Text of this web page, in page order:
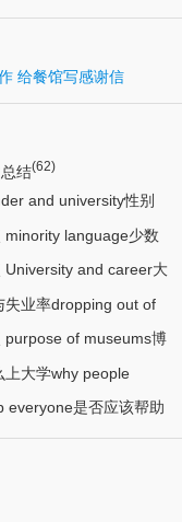
给餐馆写感谢信
结(62)
and university性别
minority language少数
University and career大
失业率dropping out of
purpose of museums博
上大学why people
everyone是否应该帮助